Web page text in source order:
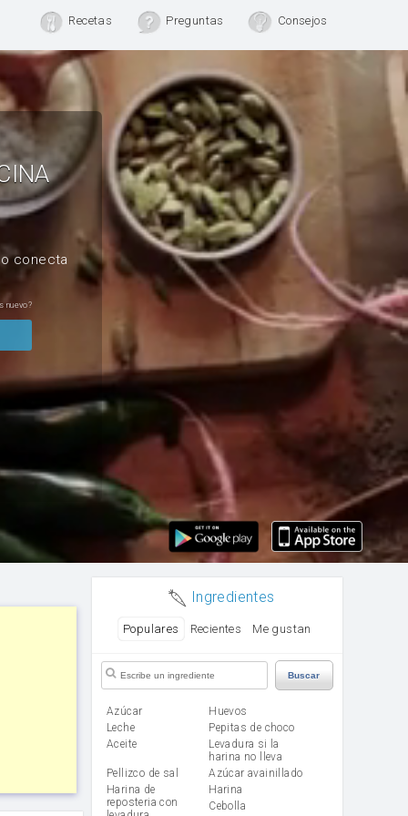
Recetas Preguntas Consejos
conecta
nuevo?
Ingredientes
Populares Recientes Me gustan
Buscar
Azúcar
huevos
leche
Pepitas de choco
aceite
Levadura si la
harina no lleva
Pellizco de sal
Azúcar avainillado
Harina de
reposteria con
harina
cebolla